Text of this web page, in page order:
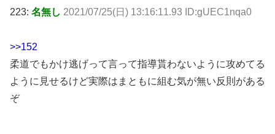
223: 名無し 2021/07/25(日) 13:16:11.93 ID:gUEC1nqa0
>>152
柔道でもかけ逃げって言って指導貰わないように攻めてる
ように見せるけど実際はまともに組む気が無い反則がある
ぞ